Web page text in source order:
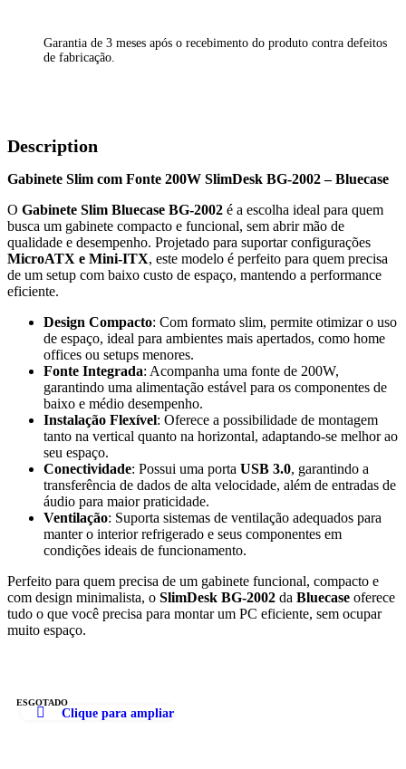
Garantia de 3 meses após o recebimento do produto contra defeitos
de fabricação.
Description
Gabinete Slim com Fonte 200W SlimDesk BG-2002 – Bluecase
O Gabinete Slim Bluecase BG-2002 é a escolha ideal para quem
busca um gabinete compacto e funcional, sem abrir mão de
qualidade e desempenho. Projetado para suportar configurações
MicroATX e Mini-ITX, este modelo é perfeito para quem precisa
de um setup com baixo custo de espaço, mantendo a performance
eficiente.
Design Compacto: Com formato slim, permite otimizar o uso
de espaço, ideal para ambientes mais apertados, como home
offices ou setups menores.
Fonte Integrada: Acompanha uma fonte de 200W,
garantindo uma alimentação estável para os componentes de
baixo e médio desempenho.
Instalação Flexível: Oferece a possibilidade de montagem
tanto na vertical quanto na horizontal, adaptando-se melhor ao
seu espaço.
Conectividade: Possui uma porta USB 3.0, garantindo a
transferência de dados de alta velocidade, além de entradas de
áudio para maior praticidade.
Ventilação: Suporta sistemas de ventilação adequados para
manter o interior refrigerado e seus componentes em
condições ideais de funcionamento.
Perfeito para quem precisa de um gabinete funcional, compacto e
com design minimalista, o SlimDesk BG-2002 da Bluecase oferece
tudo o que você precisa para montar um PC eficiente, sem ocupar
muito espaço.
ESGOTADO
Clique para ampliar